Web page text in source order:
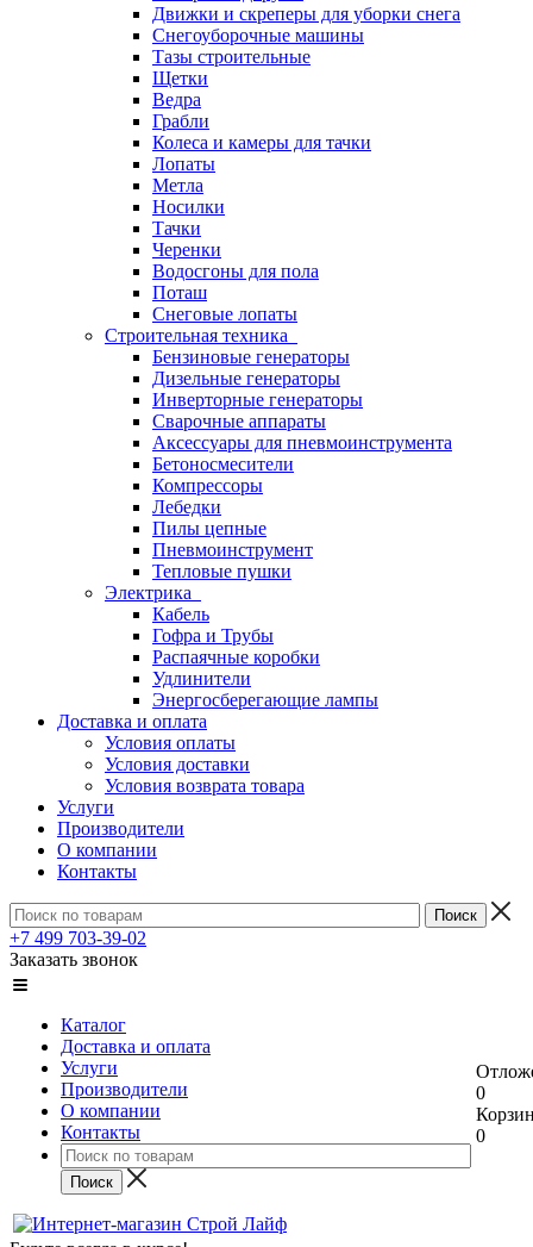
Движки и скреперы для уборки снега
Снегоуборочные машины
Тазы строительные
Щетки
Ведра
Грабли
Колеса и камеры для тачки
Лопаты
Метла
Носилки
Тачки
Черенки
Водосгоны для пола
Поташ
Снеговые лопаты
Строительная техника
Бензиновые генераторы
Дизельные генераторы
Инверторные генераторы
Сварочные аппараты
Аксессуары для пневмоинструмента
Бетоносмесители
Компрессоры
Лебедки
Пилы цепные
Пневмоинструмент
Тепловые пушки
Электрика
Кабель
Гофра и Трубы
Распаячные коробки
Удлинители
Энергосберегающие лампы
Доставка и оплата
Условия оплаты
Условия доставки
Условия возврата товара
Услуги
Производители
О компании
Контакты
+7 499 703-39-02
Заказать звонок
Каталог
Доставка и оплата
Услуги
Производители
О компании
Контакты
0
0